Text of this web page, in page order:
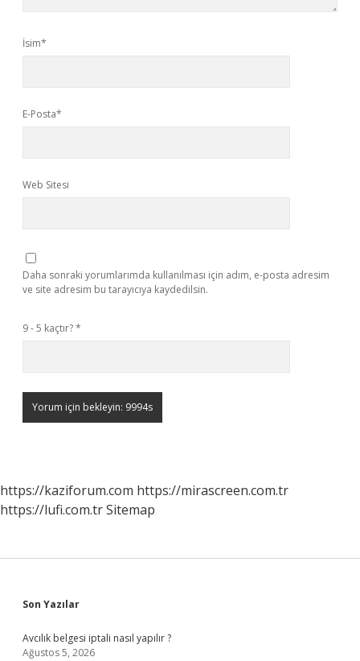
İsim*
E-Posta*
Web Sitesi
Daha sonraki yorumlarımda kullanılması için adım, e-posta adresim
ve site adresim bu tarayıcıya kaydedilsin.
9 - 5 kaçtır?*
https://kaziforum.com https://mirascreen.com.tr
https://lufi.com.trSitemap
Sidebar
Son Yazılar
Avcılık belgesi iptali nasıl yapılır ?
Ağustos 5, 2026